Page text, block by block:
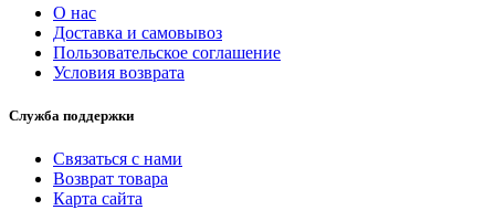
О нас
Доставка и самовывоз
Пользовательское соглашение
Условия возврата
Служба поддержки
Связаться с нами
Возврат товара
Карта сайта